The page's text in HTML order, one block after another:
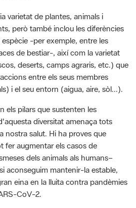
varietat de plantes, animals i
però també inclou les diferències
-per exemple, entre les
de bestiar-, així com la varietat
deserts, camps agraris, etc.) que
entre els seus membres
i el seu entorn (aigua, aire, sòl...).
els pilars que sustenten les
diversitat amenaça tots
nostra salut. Hi ha proves que
fer augmentar els casos de
dels animals als humans–
aconseguim mantenir-la estable,
eina en la lluita contra pandèmies
CoV-2.